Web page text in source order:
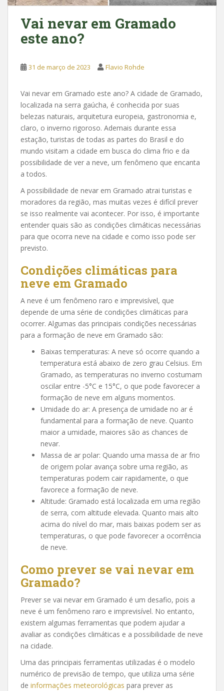
Vai nevar em Gramado
este ano?
31 de março de 2023 Flavio Rohde
Vai nevar em Gramado este ano? A cidade de Gramado,
localizada na serra gaúcha, é conhecida por suas
belezas naturais, arquitetura europeia, gastronomia e,
claro, o inverno rigoroso. Ademais durante essa
estação, turistas de todas as partes do Brasil e do
mundo visitam a cidade em busca do clima frio e da
possibilidade de ver a neve, um fenômeno que encanta
a todos.
A possibilidade de nevar em Gramado atrai turistas e
moradores da região, mas muitas vezes é difícil prever
se isso realmente vai acontecer. Por isso, é importante
entender quais são as condições climáticas necessárias
para que ocorra neve na cidade e como isso pode ser
previsto.
Condições climáticas para
neve em Gramado
A neve é um fenômeno raro e imprevisível, que
depende de uma série de condições climáticas para
ocorrer. Algumas das principais condições necessárias
para a formação de neve em Gramado são:
Baixas temperaturas: A neve só ocorre quando a
temperatura está abaixo de zero grau Celsius. Em
Gramado, as temperaturas no inverno costumam
oscilar entre -5°C e 15°C, o que pode favorecer a
formação de neve em alguns momentos.
Umidade do ar: A presença de umidade no ar é
fundamental para a formação de neve. Quanto
maior a umidade, maiores são as chances de
nevar.
Massa de ar polar: Quando uma massa de ar frio
de origem polar avança sobre uma região, as
temperaturas podem cair rapidamente, o que
favorece a formação de neve.
Altitude: Gramado está localizada em uma região
de serra, com altitude elevada. Quanto mais alto
acima do nível do mar, mais baixas podem ser as
temperaturas, o que pode favorecer a ocorrência
de neve.
Como prever se vai nevar em
Gramado?
Prever se vai nevar em Gramado é um desafio, pois a
neve é um fenômeno raro e imprevisível. No entanto,
existem algumas ferramentas que podem ajudar a
avaliar as condições climáticas e a possibilidade de neve
na cidade.
Uma das principais ferramentas utilizadas é o modelo
numérico de previsão de tempo, que utiliza uma série
de informações meteorológicas para prever as